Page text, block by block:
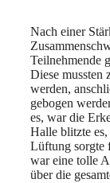
Nach einer
Teilnehmende
Diese mussten
werden,
gebogen
es, war die
Halle blitzte
Lüftung sorgte
war eine tolle
über die